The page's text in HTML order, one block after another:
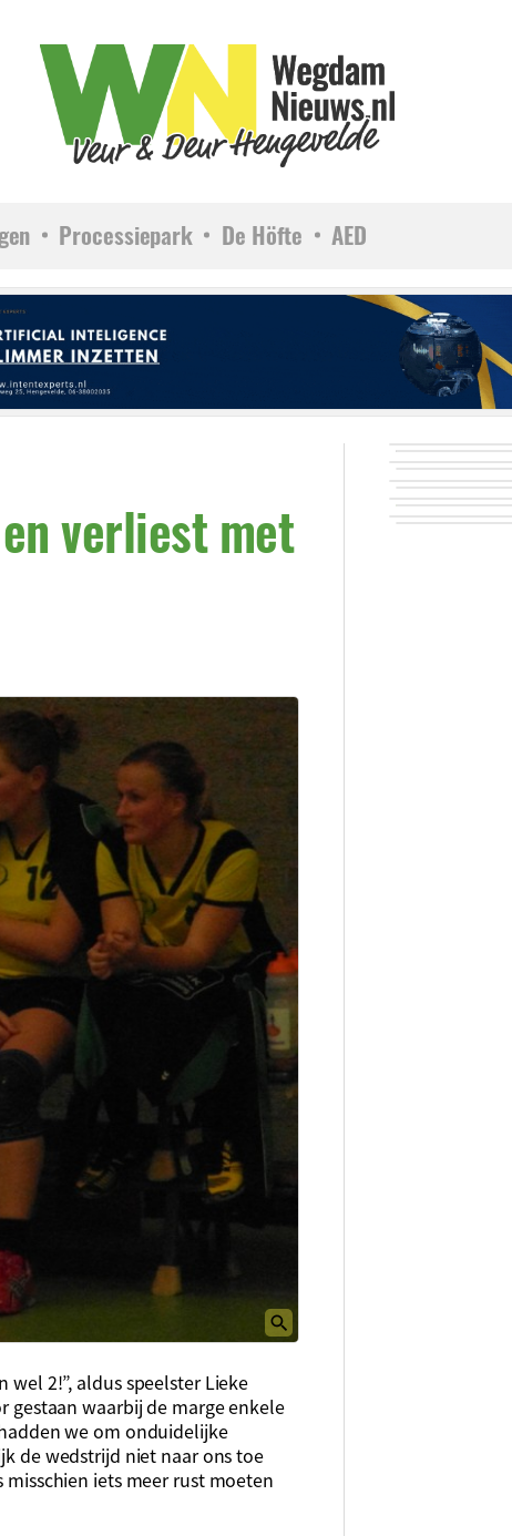
Processiepark De Höfte AED
verliest met
wel 2!”, aldus speelster Lieke
gestaan waarbij de marge enkele
we om onduidelijke
de wedstrijd niet naar ons toe
iets meer rust moeten